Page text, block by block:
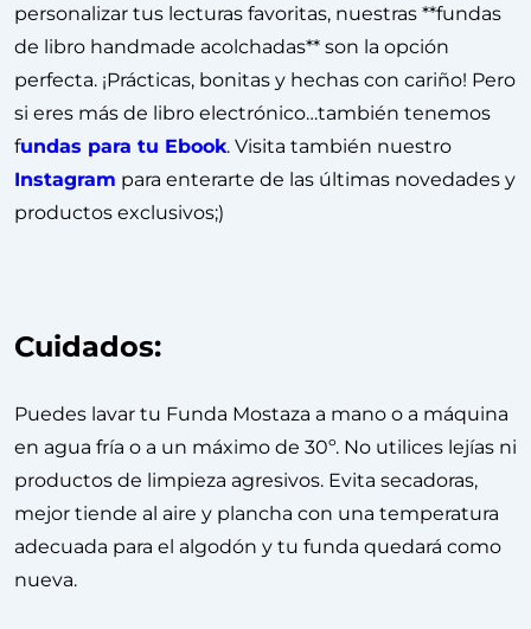
personalizar tus lecturas favoritas, nuestras **fundas
de libro handmade acolchadas** son la opción
perfecta. ¡Prácticas, bonitas y hechas con cariño! Pero
si eres más de libro electrónico…también tenemos
fundas para tu Ebook. Visita también nuestro
Instagram para enterarte de las últimas novedades y
productos exclusivos;)
Cuidados:
Puedes lavar tu Funda Mostaza a mano o a máquina
en agua fría o a un máximo de 30º. No utilices lejías ni
productos de limpieza agresivos. Evita secadoras,
mejor tiende al aire y plancha con una temperatura
adecuada para el algodón y tu funda quedará como
nueva.